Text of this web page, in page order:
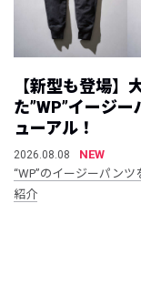
【新型も登場】
た”WP”イージ
ューアル！
2026.08.08
NEW
“WP”のイージーパン
紹介